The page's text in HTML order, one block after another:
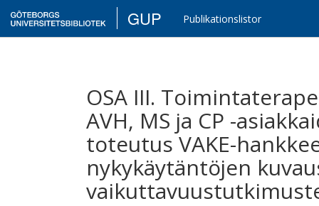
GUP Publikationslistor
OSA III.
AVH, MS ja CP -
toteutus VAKE-
nykykäytäntöjen